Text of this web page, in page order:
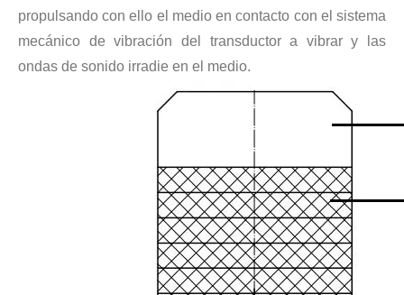
Tecnología de corte de pasteles ultrasónico
propulsando con ello el medio en contacto con el sistema
mecánico de vibración del transductor a vibrar y las
ondas de sonido irradie en el medio.